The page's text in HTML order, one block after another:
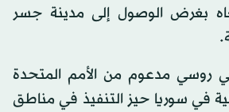
بغرض الوصول إلى مدينة جسر
روسي مدعوم من الأمم المتحدة
في سوريا حيز التنفيذ في مناطق